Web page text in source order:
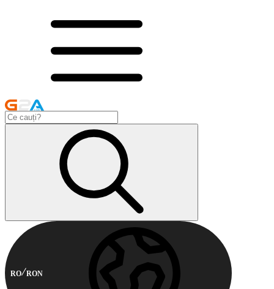
RO RON